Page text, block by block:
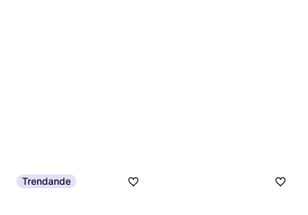
Trendande